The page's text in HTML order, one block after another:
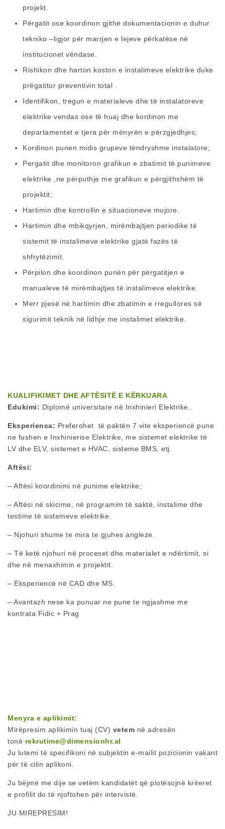
projekt.
Përgatit ose koordinon gjithë dokumentacionin e duhur
tekniko –ligjor për marrjen e lejeve përkatëse në
institucionet vëndase.
Rishikon dhe harton koston e instalimeve elektrike duke
prëgatitur preventivin total .
Identifikon, tregun e materialeve dhe të instalatoreve
elektrike vendas ose të huaj dhe kordinon me
departamentet e tjera për mënyrën e përzgjedhjes;
Kordinon punen midis grupeve tëndryshme instalatore;
Pergatit dhe monitoron grafikun e zbatimit të punimeve
elektrike ,ne përputhje me grafikun e përgjithshëm të
projektit;
Hartimin dhe kontrollin e situacioneve mujore.
Hartimin dhe mbikqyrjen, mirëmbajtjen periodike të
sistemit të instalimeve elektrike gjatë fazës të
shfrytëzimit.
Përpilon dhe koordinon punën për përgatitjen e
manualeve të mirëmbajtjes të instalimeve elektrike.
Merr pjesë në hartimin dhe zbatimin e rregullores së
sigurimit teknik në lidhje me instalimet elektrike.
KUALIFIKIMET DHE AFTËSITË E KËRKUARA
Edukimi: Diplomë universitare në Inxhinieri Elektrike..
Eksperienca: Preferohet të paktën 7 vite eksperiencë pune
ne fushen e Inxhinierise Elektrike, me sistemet elektrike të
LV dhe ELV, sistemet e HVAC, sisteme BMS, etj.
Aftësi:
– Aftësi koordinimi në punime elektrike;
– Aftësi në skicime, në programim të saktë, instalime dhe
testime të sistemeve elektrike.
– Njohuri shume te mira te gjuhes angleze.
– Të ketë njohuri në proceset dhe materialet e ndërtimit, si
dhe në menaxhimin e projektit.
– Eksperiencë në CAD dhe MS.
– Avantazh nese ka punuar ne pune te ngjashme me
kontrata Fidic + Prag
Menyra e aplikimit:
Mirëpresim aplikimin tuaj (CV) vetem në adresën
tonë rekrutime@dimensionhr.al
Ju lutemi të specifikoni në subjektin e-mailit pozicionin vakant
për të cilin aplikoni.
Ju bëjmë me dije se vetëm kandidatët që plotësojnë kriteret
e profilit do të njoftohen për intervistë.
JU MIREPRESIM!